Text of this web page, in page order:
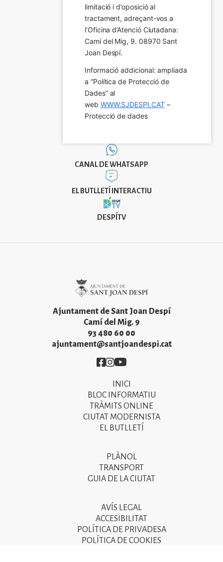
limitació i d’oposició al
tractament, adreçant-vos a
l’Oficina d’Atenció Ciutadana:
Camí del Mig, 9. 08970 Sant
Joan Despí.
Informació addicional: ampliada
a “Política de Protecció de
Dades” al
web WWW.SJDESPI.CAT –
Protecció de dades
CANAL DE WHATSAPP
EL BUTLLETÍ INTERACTIU
DESPÍTV
Ajuntament de Sant Joan Despí
Camí del Mig. 9
93 480 60 00
ajuntament@santjoandespi.cat
Imatge
Imatge
Imatge
INICI
BLOC INFORMATIU
TRÀMITS ONLINE
CIUTAT MODERNISTA
EL BUTLLETÍ
PLÀNOL
TRANSPORT
GUIA DE LA CIUTAT
AVÍS LEGAL
ACCESIBILITAT
POLÍTICA DE PRIVADESA
POLÍTICA DE COOKIES